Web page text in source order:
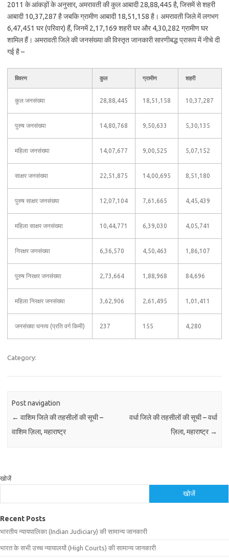
2011 के आंकड़ों के अनुसार, अमरावती की कुल आबादी 28,88,445 है, जिसमें से शहरी
आबादी 10,37,287 है जबकि ग्रामीण आबादी 18,51,158 है। अमरावती जिले में लगभग
6,47,451 घर (परिवार) हैं, जिनमें 2,17,169 शहरी घर और 4,30,282 ग्रामीण घर
शामिल हैं। अमरावती जिले की जनसंख्या की विस्तृत जानकारी सारणीबद्ध प्रारूप में नीचे दी
गई है –
विवरण कुल ग्रामीण शहरी
कुल जनसंख्या 28,88,445 18,51,158 10,37,287
पुरुष जनसंख्या 14,80,768 9,50,633 5,30,135
महिला जनसंख्या 14,07,677 9,00,525 5,07,152
साक्षर जनसंख्या 22,51,875 14,00,695 8,51,180
पुरुष साक्षर जनसंख्या 12,07,104 7,61,665 4,45,439
महिला साक्षर जनसंख्या 10,44,771 6,39,030 4,05,741
निरक्षर जनसंख्या 6,36,570 4,50,463 1,86,107
पुरुष निरक्षर जनसंख्या 2,73,664 1,88,968 84,696
महिला निरक्षर जनसंख्या 3,62,906 2,61,495 1,01,411
जनसंख्या घनत्व (प्रति वर्ग किमी) 237 155 4,280
Category:
Post navigation
← वाशिम जिले की तहसीलों की सूची –
वाशिम ज़िला, महाराष्ट्र
वर्धा जिले की तहसीलों की सूची – वर्धा
ज़िला, महाराष्ट्र →
खोजें
खोजें
Recent Posts
भारतीय न्यायपालिका (Indian Judiciary) की सामान्य जानकारी
भारत के सभी उच्च न्यायालयों (High Courts) की सामान्य जानकारी